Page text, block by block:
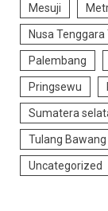
Mesuji
Nusa
Palembang
Pringsewu
Sumatera
Tulang Bawang
Uncategorized